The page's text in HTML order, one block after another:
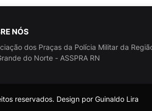
NÓS
dos Praças da Polícia Militar da
do Norte - ASSPRA RN
reservados. Design por Guinaldo Lira